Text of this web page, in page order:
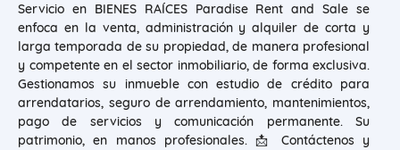
Servicio en BIENES RAÍCES Paradise Rent and Sale se
enfoca en la venta, administración y alquiler de corta y
larga temporada de su propiedad, de manera profesional
y competente en el sector inmobiliario, de forma exclusiva.
Gestionamos su inmueble con estudio de crédito para
arrendatarios, seguro de arrendamiento, mantenimientos,
pago de servicios y comunicación permanente. Su
patrimonio, en manos profesionales. 📩 Contáctenos y